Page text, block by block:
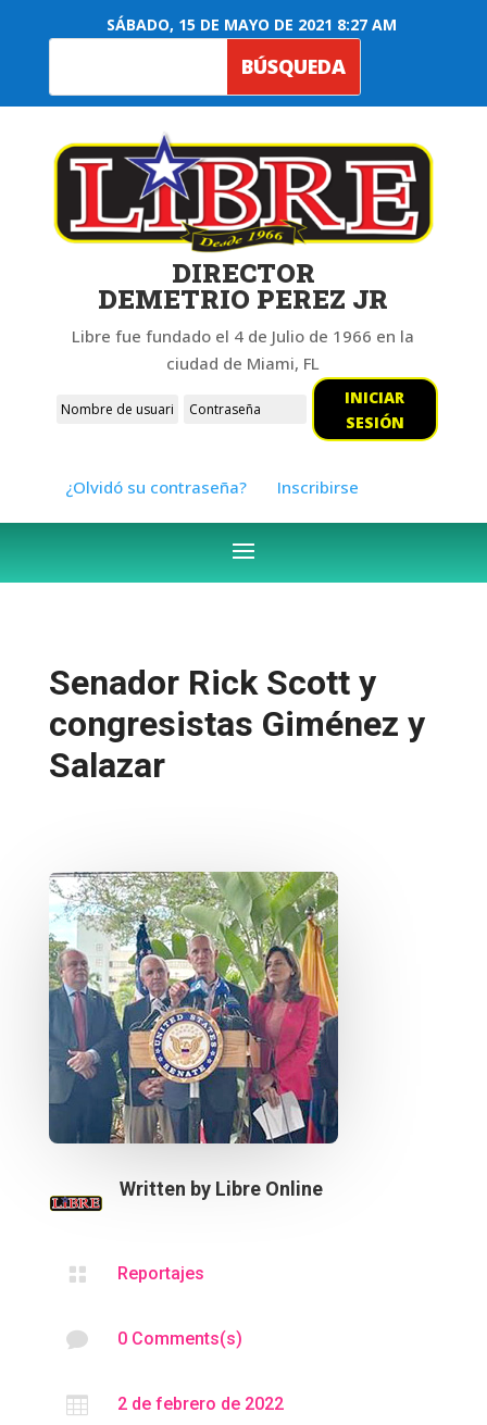
SÁBADO, 15 DE MAYO DE 2021 8:27 AM
DIRECTOR
DEMETRIO PEREZ JR
Libre fue fundado el 4 de Julio de 1966 en la
ciudad de Miami, FL
INICIAR
SESIÓN
¿Olvidó su contraseña? Inscribirse
Senador Rick Scott y
congresistas Giménez y
Salazar
Written by Libre Online
 Reportajes
 0 Comments(s)
 2 de febrero de 2022